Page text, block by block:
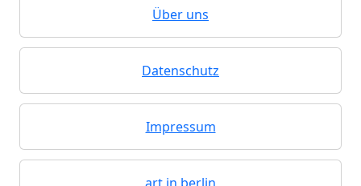
Über uns
Datenschutz
Impressum